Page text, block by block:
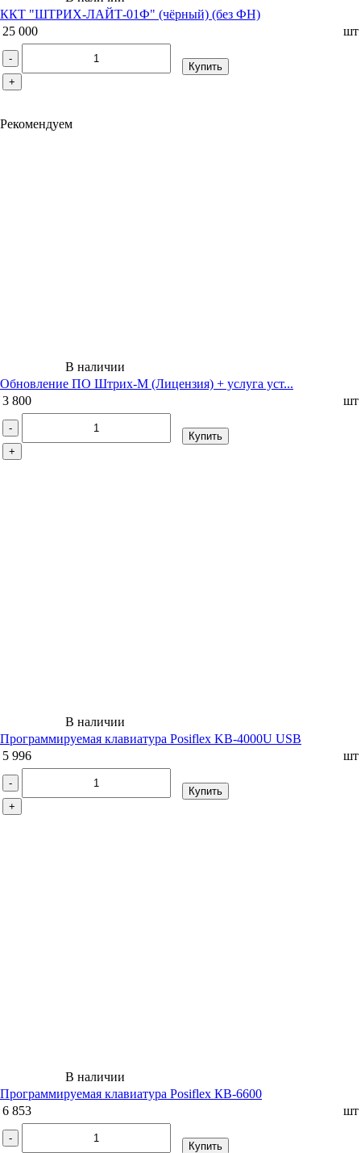
ККТ "ШТРИХ-ЛАЙТ-01Ф" (чёрный) (без ФН)
25 000
шт
-
+
Купить
Рекомендуем
В наличии
Обновление ПО Штрих-М (Лицензия) + услуга уст...
3 800
шт
-
+
Купить
В наличии
Программируемая клавиатура Posiflex KB-4000U USB
5 996
шт
-
+
Купить
В наличии
Программируемая клавиатура Posiflex КВ-6600
6 853
шт
-
Купить